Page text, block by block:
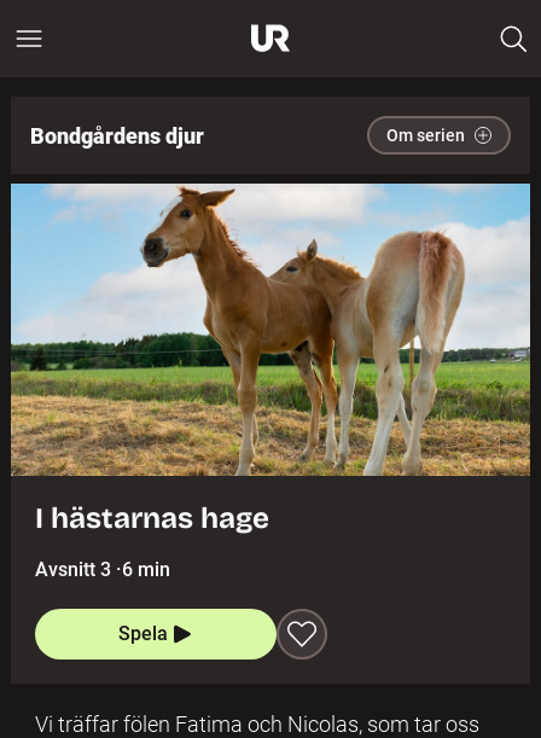
Bondgårdens djur Om serien
I hästarnas hage
Avsnitt 3 ·6 min
Spela
Vi träffar fölen Fatima och Nicolas, som tar oss